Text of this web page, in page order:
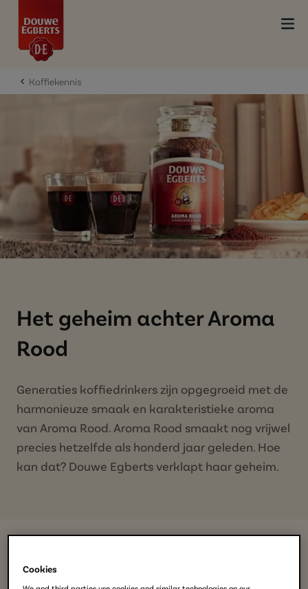
Koffiekennis
Het geheim achter Aroma
Rood
Generaties koffiedrinkers zijn opgegroeid met de
harmonieuze smaak en karakteristieke aroma
van Aroma Rood. Aroma Rood smaakt nog vrijwel
precies hetzelfde als honderd jaar geleden. Hoe
kan dat? Douwe Egberts verklapt haar geheim.
Cookies